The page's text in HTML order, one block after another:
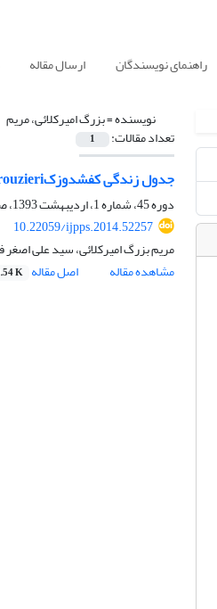
راهنمای نویسندگان ارسال مقاله
نویسنده =بزرگ امیرکلائی، مریم
تعداد مقالات: 1
جدول زندگی کفشدوزکCryptolaemus montrouzieri با تغذیه از کیسه های تخم بالشک مرکباتPulvinaria aurantii روی نارنگی کلمانتین و نارنج
دوره 45، شماره 1، اردیبهشت 1393، صفحه
10.22059/ijpps.2014.52257
مریم بزرگ امیرکلائی، سید علی
مشاهده مقاله
اصل مقاله K